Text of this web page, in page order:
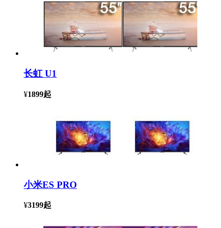
长虹 U1
¥1899起
小米ES PRO
¥3199起